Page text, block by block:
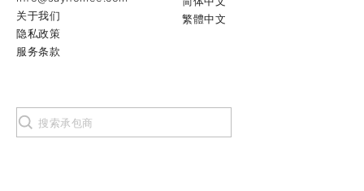
关于我们
隐私政策
服务条款
繁體中文